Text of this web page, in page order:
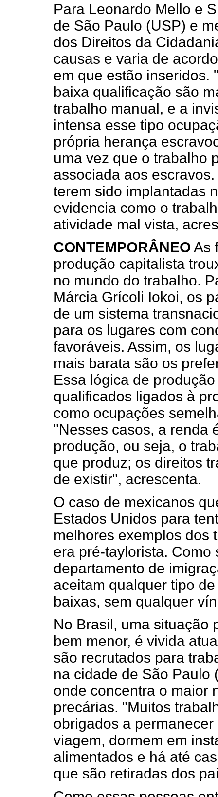
Para Leonardo Mello e
de São Paulo (USP) e
dos Direitos da
causas e varia de
em que estão inseridos.
baixa qualificação são
trabalho manual, e a
intensa esse tipo
própria herança
uma vez que o trabalho
associada aos
terem sido implantadas
evidencia como o
atividade mal vista,
CONTEMPORÂNEO As
produção capitalista
no mundo do trabalho.
Márcia Grícoli Iokoi, os
de um sistema
para os lugares com
favoráveis. Assim, os
mais barata são os
Essa lógica de
qualificados ligados à
como ocupações
"Nesses casos, a renda
produção, ou seja, o
que produz; os direitos
de existir", acrescenta.
O caso de mexicanos
Estados Unidos para
melhores exemplos dos
era pré-taylorista.
departamento de
aceitam qualquer tipo
baixas, sem qualquer
No Brasil, uma situação
bem menor, é vivida
são recrutados para
na cidade de São Paulo
onde concentra o maior
precárias. "Muitos
obrigados a
viagem, dormem em
alimentados e há até
que são retiradas dos